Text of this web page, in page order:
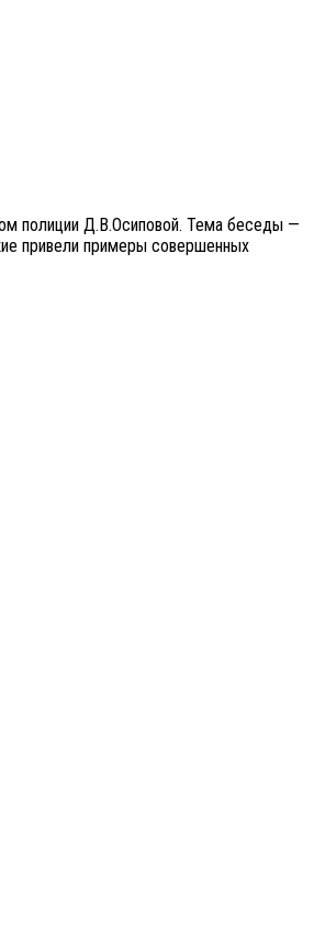
полиции Д.В.Осиповой. Тема беседы —
привели примеры совершенных